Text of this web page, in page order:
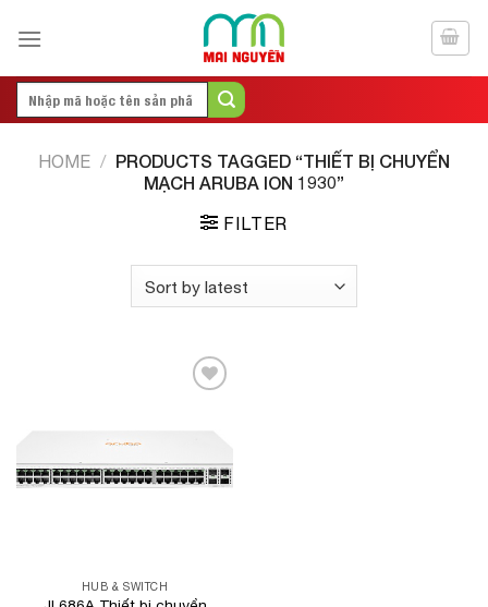
Search
HOME / PRODUCTS TAGGED “THIẾT BỊ CHUYỂN
MẠCH ARUBA ION 1930”
FILTER
HUB & SWITCH